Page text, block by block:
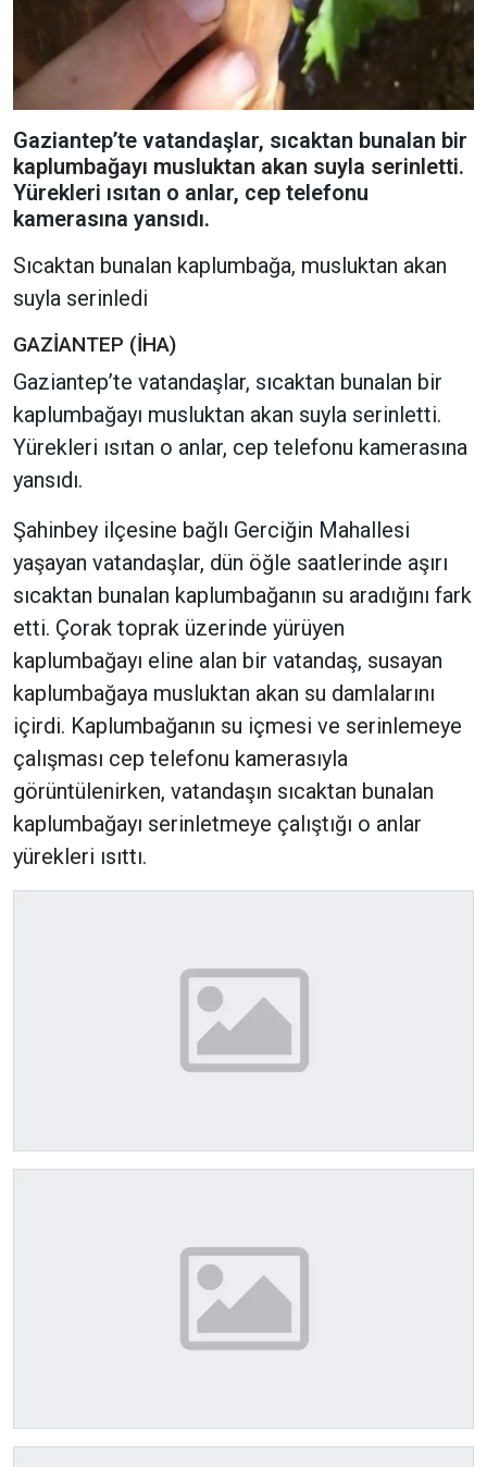
Gaziantep’te vatandaşlar, sıcaktan bunalan bir
kaplumbağayı musluktan akan suyla serinletti.
Yürekleri ısıtan o anlar, cep telefonu
kamerasına yansıdı.
Sıcaktan bunalan kaplumbağa, musluktan akan
suyla serinledi
GAZİANTEP (İHA)
Gaziantep’te vatandaşlar, sıcaktan bunalan bir
kaplumbağayı musluktan akan suyla serinletti.
Yürekleri ısıtan o anlar, cep telefonu kamerasına
yansıdı.
Şahinbey ilçesine bağlı Gerciğin Mahallesi
yaşayan vatandaşlar, dün öğle saatlerinde aşırı
sıcaktan bunalan kaplumbağanın su aradığını fark
etti. Çorak toprak üzerinde yürüyen
kaplumbağayı eline alan bir vatandaş, susayan
kaplumbağaya musluktan akan su damlalarını
içirdi. Kaplumbağanın su içmesi ve serinlemeye
çalışması cep telefonu kamerasıyla
görüntülenirken, vatandaşın sıcaktan bunalan
kaplumbağayı serinletmeye çalıştığı o anlar
yürekleri ısıttı.